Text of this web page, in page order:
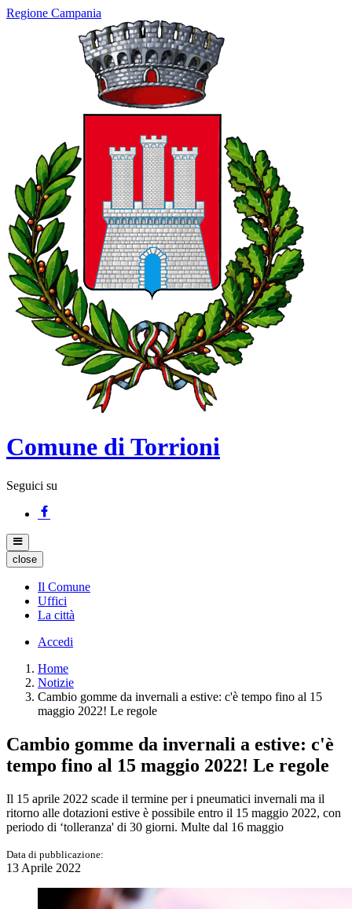
Regione Campania
Comune di Torrioni
Seguici su
close
Il Comune
Uffici
La città
Accedi
Home
Notizie
Cambio gomme da invernali a estive: c'è tempo fino al 15
maggio 2022! Le regole
Cambio gomme da invernali a estive: c'è
tempo fino al 15 maggio 2022! Le regole
Il 15 aprile 2022 scade il termine per i pneumatici invernali ma il
ritorno alle dotazioni estive è possibile entro il 15 maggio 2022, con
periodo di ‘tolleranza' di 30 giorni. Multe dal 16 maggio
Data di pubblicazione:
13 Aprile 2022